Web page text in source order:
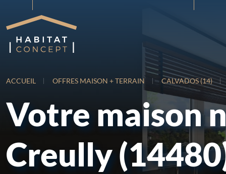
ACCUEIL OFFRES MAISON + TERRAIN CALVADOS (14)
Votre maison
Creully